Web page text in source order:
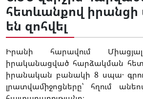
հետևանքով
են զոհվել
Իրանի հարավում
իրականացված հարձակման
իրանական բանակի 8 սպա․
լրատվամիջոցները՝ հղում